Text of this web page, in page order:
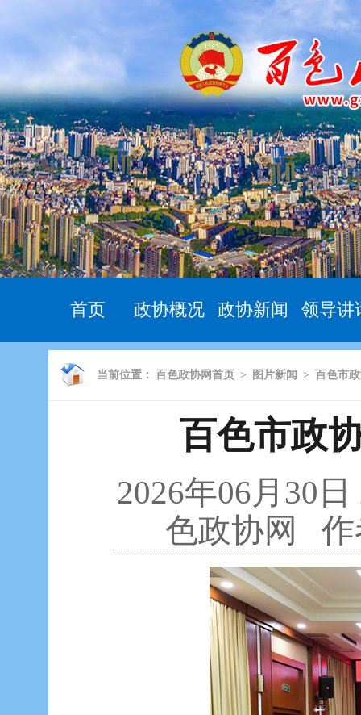
首页 政协概况 政协新闻 领导讲
当前位置： 百色政协网首页 > 图片新闻 > 百色市
百色市政
2026年06月30
色政协网
作